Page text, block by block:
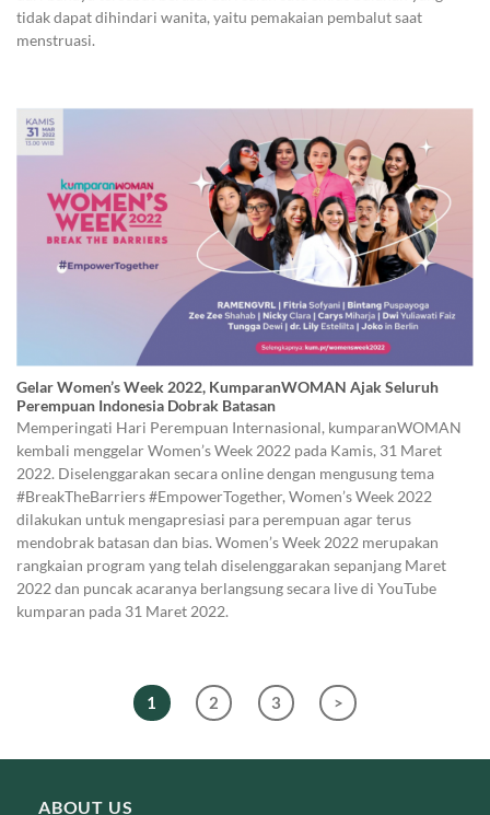
tidak dapat dihindari wanita, yaitu pemakaian pembalut saat
menstruasi.
Gelar Women’s Week 2022, KumparanWOMAN Ajak Seluruh
Perempuan Indonesia Dobrak Batasan
Memperingati Hari Perempuan Internasional, kumparanWOMAN
kembali menggelar Women’s Week 2022 pada Kamis, 31 Maret
2022. Diselenggarakan secara online dengan mengusung tema
#BreakTheBarriers #EmpowerTogether, Women’s Week 2022
dilakukan untuk mengapresiasi para perempuan agar terus
mendobrak batasan dan bias. Women’s Week 2022 merupakan
rangkaian program yang telah diselenggarakan sepanjang Maret
2022 dan puncak acaranya berlangsung secara live di YouTube
kumparan pada 31 Maret 2022.
1 2 3 >
ABOUT US